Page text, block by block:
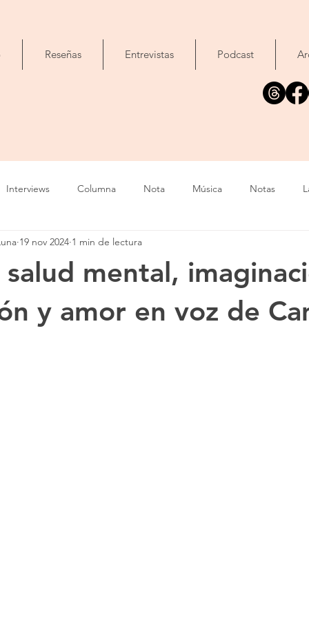
Reseñas Entrevistas Podcast
Interviews Columna Nota Música Notas
Cine Foto Exposición
Fallecimiento
mental,
y amor en voz de
19 nov 2024 1 min de lectura